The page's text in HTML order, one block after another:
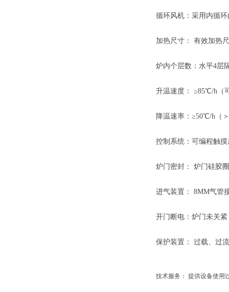
循环风机：采用内循
加热尺寸： 有效加热
炉内个层数：水平4层
升温速度： ≥85℃/h（
降温速率： ≥50℃/h（＞
控制系统：可编程触摸
炉门密封： 炉门硅胶
进气装置： 8MM气管
开门断电：炉门未关
保护装置： 过载、过
技术服务： 提供设备使用